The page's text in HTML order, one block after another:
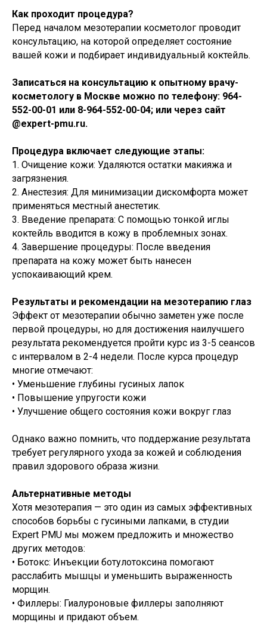
Как проходит процедура?
Перед началом мезотерапии косметолог проводит
консультацию, на которой определяет состояние
вашей кожи и подбирает индивидуальный коктейль.
Записаться на консультацию к опытному врачу-
косметологу в Москве можно по телефону: 964-
552-00-01 или 8-964-552-00-04; или через сайт
@expert-pmu.ru.
Процедура включает следующие этапы:
1. Очищение кожи: Удаляются остатки макияжа и
загрязнения.
2. Анестезия: Для минимизации дискомфорта может
применяться местный анестетик.
3. Введение препарата: С помощью тонкой иглы
коктейль вводится в кожу в проблемных зонах.
4. Завершение процедуры: После введения
препарата на кожу может быть нанесен
успокаивающий крем.
Результаты и рекомендации на мезотерапию глаз
Эффект от мезотерапии обычно заметен уже после
первой процедуры, но для достижения наилучшего
результата рекомендуется пройти курс из 3-5 сеансов
с интервалом в 2-4 недели. После курса процедур
многие отмечают:
• Уменьшение глубины гусиных лапок
• Повышение упругости кожи
• Улучшение общего состояния кожи вокруг глаз
Однако важно помнить, что поддержание результата
требует регулярного ухода за кожей и соблюдения
правил здорового образа жизни.
Альтернативные методы
Хотя мезотерапия — это один из самых эффективных
способов борьбы с гусиными лапками, в студии
Expert PMU мы можем предложить и множество
других методов:
• Ботокс: Инъекции ботулотоксина помогают
расслабить мышцы и уменьшить выраженность
морщин.
• Филлеры: Гиалуроновые филлеры заполняют
морщины и придают объем.